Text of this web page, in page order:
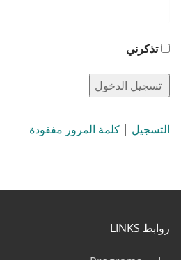
تذكرني
التسجيل | كلمة المرور مفقودة
روابط LINKS